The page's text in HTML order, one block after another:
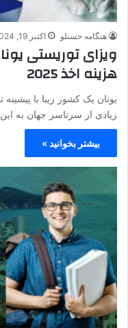
هنگامه حسنلو اکتبر 19, 2024
ویزای توریستی
هزینه اخذ 2025
یونان یک کشور زیبا با
زیادی از سرتاسر جهان به
بیشتر بخوانید »